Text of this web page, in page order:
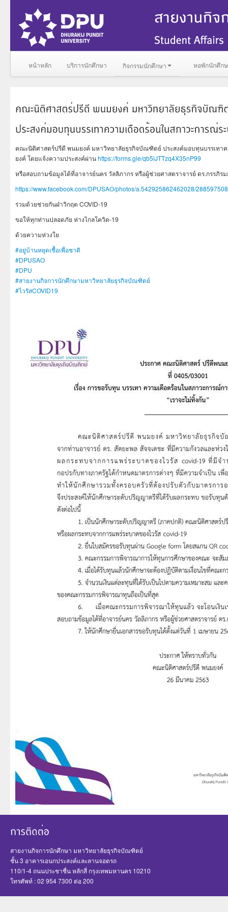
หน้าหลัก บริการนักศึกษา กิจกรรมนักศึกษา หอพักนักศึก
คณะนิติศาสตร์ปรีดี พนมยงค์ มหาวิทยาลัยธุรกิจบัณฑิตย์ ประสงค์มอบทุนบรรเทา
ยงค์ โดยแจ้งความประสงค์ผ่านhttps://forms.gle/qb5iJTTzq4X35nP99
หรือสอบถามข้อมูลได้ที่อาจารย์นคร วัลลิภากร หรือผู้ช่วยศาสตราจารย์ ดร.กรรภิร
https://www.facebook.com/DPUSAO/photos/a.542925862462028/
ร่วมด้วยช่วยกันฝ่าวิกฤต COVID-19
ขอให้​ทุกท่านปลอดภัย​ ห่างไกลโควิด-19
ด้วยความห่วงใย
#อยู่บ้านหยุดเชื้อเพื่อชาติ
#DPUSAO
#DPU
#สายงานกิจการนักศึกษามหาวิทยาลัยธุรกิจบัณฑิตย์
#ไวรัสCOVID19
สายงานกิจการนักศึกษา มหาวิทยาลัยธุรกิจบัณฑิตย์
ชั้น 3 อาคารเอนกประสงค์และลานจอดรถ
110/1-4 ถนนประชาชื่น หลักสี่ กรุงเทพมหานคร 10210
โทรศัพท์ : 02 954 7300 ต่อ 200